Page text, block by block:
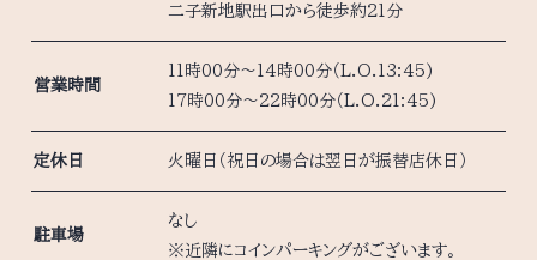
二子新地駅出口から徒歩約21分
営業時間
11時00分～14時00分（L.O.13:45)
17時00分～22時00分（L.O.21:45)
定休日 火曜日（祝日の場合は翌日が振替店休日）
駐車場
なし
※近隣にコインパーキングがございます。